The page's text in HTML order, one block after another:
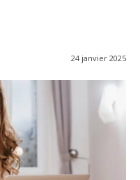
24 janvier 2025